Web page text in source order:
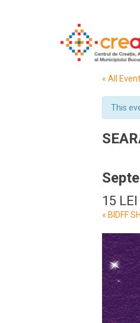
« All
This
15
Event
« BIDFF